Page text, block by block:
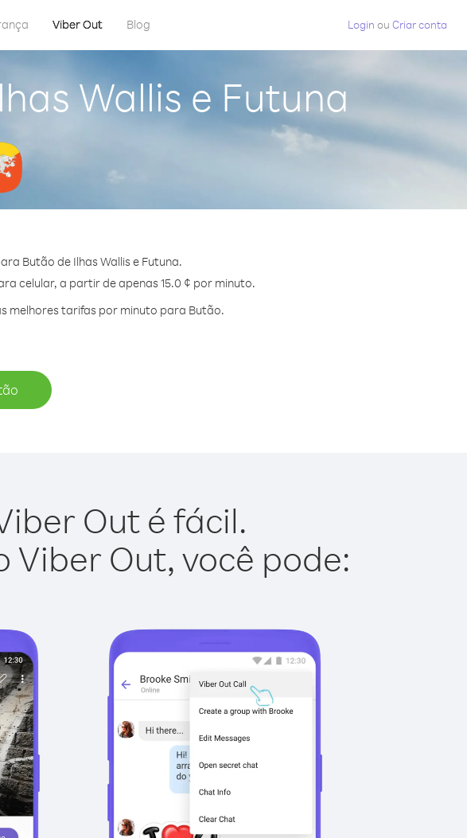
Viber Out Blog Login ou Criar conta
Wallis e Futuna
Butão de Ilhas Wallis e Futuna.
celular, a partir de apenas 15.0 ¢ por minuto.
melhores tarifas por minuto para Butão.
Out é fácil.
Viber Out, você pode: